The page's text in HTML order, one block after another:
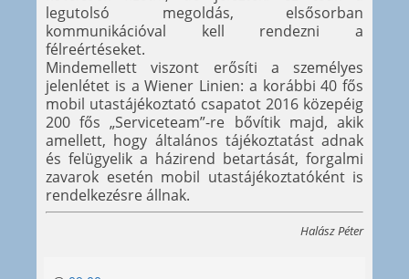
legutolsó megoldás, elsősorban
kommunikációval kell rendezni a
félreértéseket.
Mindemellett viszont erősíti a személyes
jelenlétet is a Wiener Linien: a korábbi 40 fős
mobil utastájékoztató csapatot 2016 közepéig
200 fős „Serviceteam”-re bővítik majd, akik
amellett, hogy általános tájékoztatást adnak
és felügyelik a házirend betartását, forgalmi
zavarok esetén mobil utastájékoztatóként is
rendelkezésre állnak.
Halász Péter